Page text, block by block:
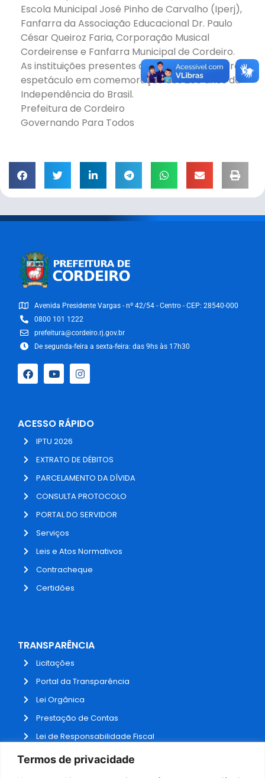
Termos de privacidade
Escola Municipal José Pinho de Carvalho (Iperj),
Fanfarra da Associação Educacional Dr. Paulo
César Queiroz Faria, Corporação Musical
Cordeirense e Fanfarra Municipal de Cordeiro.
As instituições presentes deram um verdadeiro
espetáculo em comemoração aos 200 anos da
Independência do Brasil.
Prefeitura de Cordeiro
Governando Para Todos
Avenida Presidente Vargas - nº 42/54 - Centro - CEP: 28540-000
0800 101 1222
prefeitura@cordeiro.rj.gov.br
De segunda-feira a sexta-feira: das 9hs às 17h30
ACESSO RÁPIDO
IPTU 2026
EXTRATO DE DÉBITOS
PARCELAMENTO DA DÍVIDA
CONSULTA PROTOCOLO
PORTAL DO SERVIDOR
Serviços
Leis e Atos Normativos
Contracheque
Certidões
TRANSPARÊNCIA
Licitações
Portal da Transparência
Lei Orgânica
Prestação de Contas
Lei de Responsabilidade Fiscal
Receitas e Despesas